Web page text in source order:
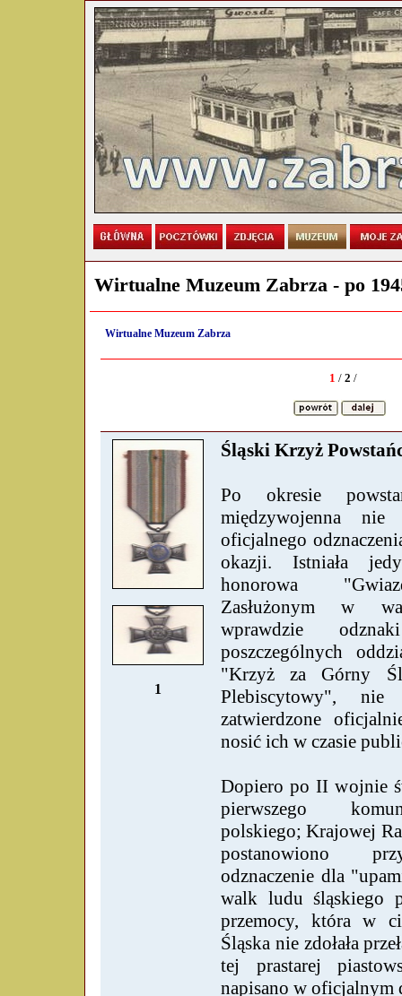
Wirtualne Muzeum Zabrza - po
Wirtualne Muzeum Zabrza
1 / 2 /
1
Śląski Krzyż
Po okresie
międzywojenna nie
oficjalnego
okazji. Istniała
honorowa
Zasłużonym w
wprawdzie
poszczególnych
"Krzyż za Górny
Plebiscytowy",
zatwierdzone
nosić ich w czasie
Dopiero po II wojnie
pierwszego
polskiego; Krajowej
postanowiono
odznaczenie dla
walk ludu śląskiego
przemocy, która w
Śląska nie zdołała
tej prastarej
napisano w oficjalnym